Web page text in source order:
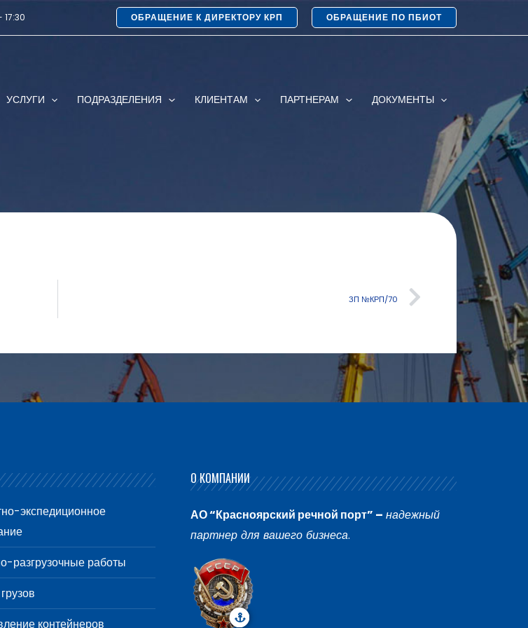
ОБРАЩЕНИЕ К ДИРЕКТОРУ КРП ОБРАЩЕНИЕ ПО ПБИОТ
УСЛУГИ ПОДРАЗДЕЛЕНИЯ КЛИЕНТАМ ПАРТНЕРАМ ДОКУМЕНТЫ
ЗП №КРП/70
экспедиционное
разгрузочные работы
контейнеров
О КОМПАНИИ
АО “Красноярский речной порт” – надежный
партнер для вашего бизнеса.